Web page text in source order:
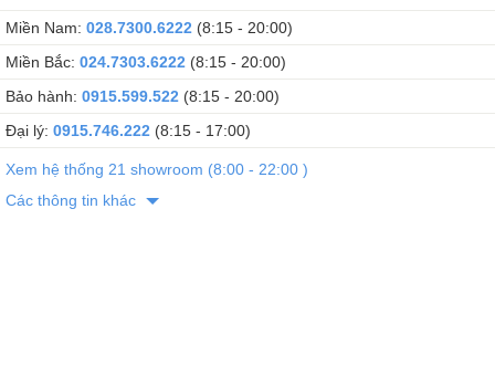
Miền Nam: 028.7300.6222 (8:15 - 20:00)
Miền Bắc: 024.7303.6222 (8:15 - 20:00)
Bảo hành: 0915.599.522 (8:15 - 20:00)
Đại lý: 0915.746.222 (8:15 - 17:00)
Xem hệ thống 21 showroom (8:00 - 22:00 )
Các thông tin khác